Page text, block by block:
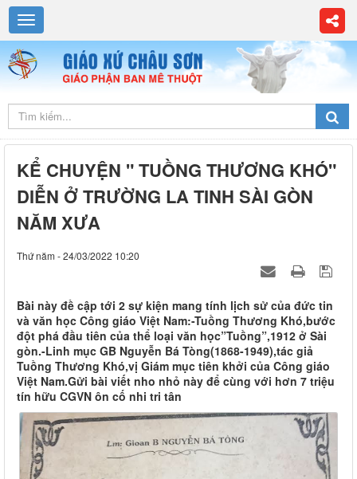
KỂ CHUYỆN " TUỒNG THƯƠNG KHÓ"
DIỄN Ở TRƯỜNG LA TINH SÀI GÒN
NĂM XƯA
Thứ năm - 24/03/2022 10:20
Bài này đề cập tới 2 sự kiện mang tính lịch sử của đức tin
và văn học Công giáo Việt Nam:-Tuồng Thương Khó,bước
đột phá đầu tiên của thể loại văn học”Tuồng”,1912 ở Sài
gòn.-Linh mục GB Nguyễn Bá Tòng(1868-1949),tác giả
Tuồng Thương Khó,vị Giám mục tiên khởi của Công giáo
Việt Nam.Gửi bài viết nho nhỏ này để cùng với hơn 7 triệu
tín hữu CGVN ôn cố nhi tri tân